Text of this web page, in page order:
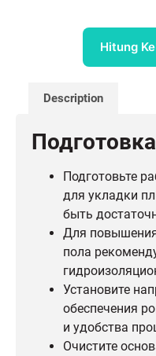
Hitung
Description
Подготовьте
для укладки
быть
Для
пола
Установите
обеспечения
и удобства
Очистите